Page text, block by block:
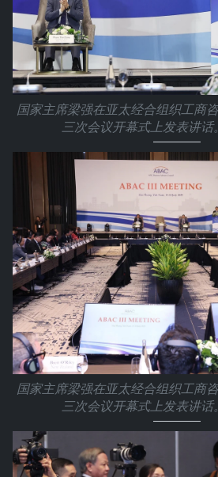
国家主席梁强在亚太经合组织工商
三次会议开幕式上发表讲
国家主席梁强在亚太经合组织工商
三次会议开幕式上发表讲话